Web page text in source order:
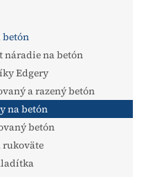
betón
náradie na betón
Edgery
a razený betón
na betón
betón
rukoväte